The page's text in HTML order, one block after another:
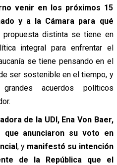
venir en los próximos 15
y a la Cámara para qué
distinta se tiene en
integral para enfrentar el
se tiene pensando en el
ser sostenible en el tiempo, y
acuerdos políticos
de la UDI, Ena Von Baer,
que anunciaron su voto en
, y manifestó su intención
de la República que el